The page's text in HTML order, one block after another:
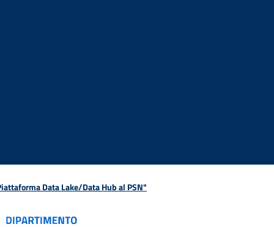
Data Lake/Data Hub al PSN"